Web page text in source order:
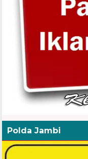
Polda Jambi